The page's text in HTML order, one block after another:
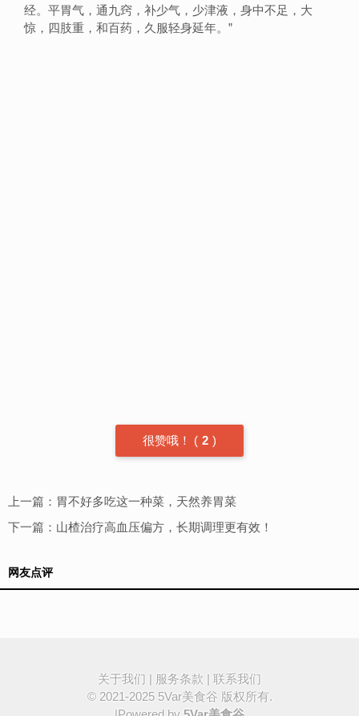
经。平胃气，通九窍，补少气，少津液，身中不足，大
惊，四肢重，和百药，久服轻身延年。”
很赞哦！ ( 2 )
上一篇： 胃不好多吃这一种菜，天然养胃菜
下一篇： 山楂治疗高血压偏方，长期调理更有效！
网友点评
关于我们 | 服务条款 | 联系我们
© 2021-2025 5Var美食谷 版权所有.